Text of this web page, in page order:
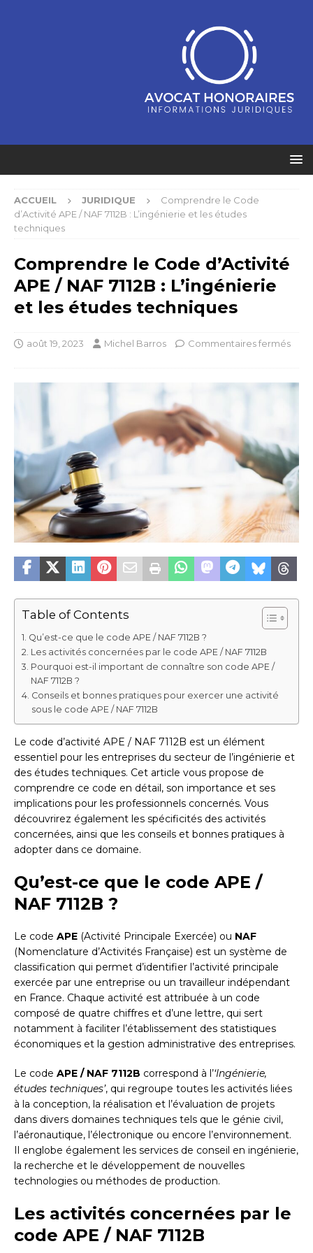
ACCUEIL JURIDIQUE
Comprendre le Code
d’Activité APE / NAF 7112B : L’ingénierie et les études
techniques
Comprendre le Code d’Activité
APE / NAF 7112B : L’ingénierie
et les études techniques
août 19, 2023 Michel Barros Commentaires fermés
Table of Contents
Qu’est-ce que le code APE / NAF 7112B ?
Les activités concernées par le code APE / NAF 7112B
Pourquoi est-il important de connaître son code APE /
NAF 7112B ?
Conseils et bonnes pratiques pour exercer une activité
sous le code APE / NAF 7112B
Le code d’activité APE / NAF 7112B est un élément
essentiel pour les entreprises du secteur de l’ingénierie et
des études techniques. Cet article vous propose de
comprendre ce code en détail, son importance et ses
implications pour les professionnels concernés. Vous
découvrirez également les spécificités des activités
concernées, ainsi que les conseils et bonnes pratiques à
adopter dans ce domaine.
Qu’est-ce que le code APE /
NAF 7112B ?
Le code APE (Activité Principale Exercée) ou NAF
(Nomenclature d’Activités Française) est un système de
classification qui permet d’identifier l’activité principale
exercée par une entreprise ou un travailleur indépendant
en France. Chaque activité est attribuée à un code
composé de quatre chiffres et d’une lettre, qui sert
notamment à faciliter l’établissement des statistiques
économiques et la gestion administrative des entreprises.
Le code APE / NAF 7112B correspond à l’‘Ingénierie,
études techniques’, qui regroupe toutes les activités liées
à la conception, la réalisation et l’évaluation de projets
dans divers domaines techniques tels que le génie civil,
l’aéronautique, l’électronique ou encore l’environnement.
Il englobe également les services de conseil en ingénierie,
la recherche et le développement de nouvelles
technologies ou méthodes de production.
Les activités concernées par le
code APE / NAF 7112B